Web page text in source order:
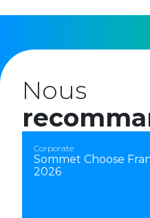
Nous
Corporate
Sommet Choose
2026